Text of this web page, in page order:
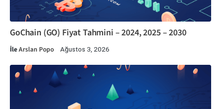
GoChain (GO) Fiyat Tahmini – 2024, 2025 – 2030
İleArslan Popo Ağustos 3, 2026